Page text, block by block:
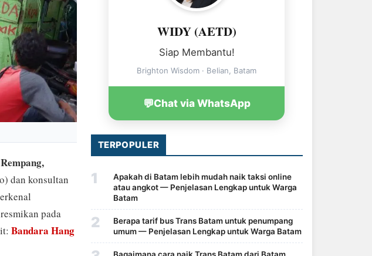
dan konsultan
pada
Bandara Hang
WIDY (AETD)
Siap Membantu!
Brighton Wisdom · Belian, Batam
💬Chat via WhatsApp
TERPOPULER
1
Apakah di Batam lebih mudah naik taksi online
atau angkot — Penjelasan Lengkap untuk Warga
Batam
2
Berapa tarif bus Trans Batam untuk penumpang
umum — Penjelasan Lengkap untuk Warga Batam